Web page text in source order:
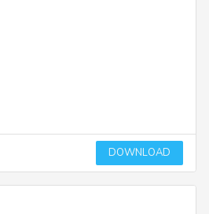
DOWNLOAD